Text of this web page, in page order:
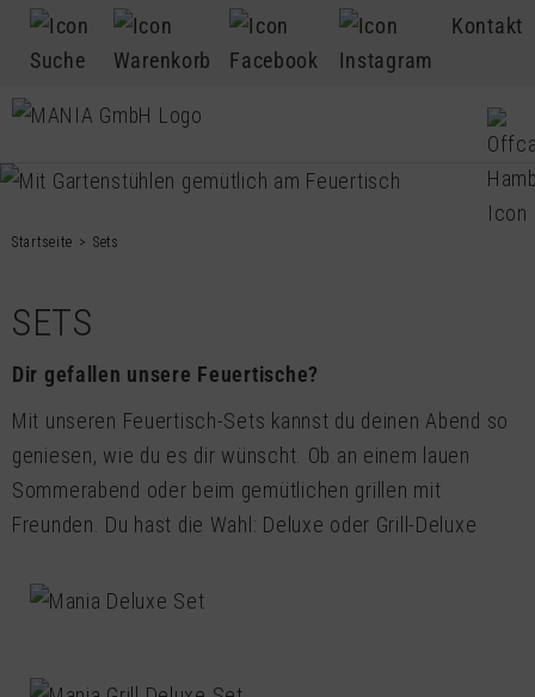
Kontakt
Startseite Sets
SETS
Dir gefallen unsere Feuertische?
Mit unseren Feuertisch-Sets kannst du deinen Abend so
geniesen, wie du es dir wünscht. Ob an einem lauen
Sommerabend oder beim gemütlichen grillen mit
Freunden. Du hast die Wahl: Deluxe oder Grill-Deluxe